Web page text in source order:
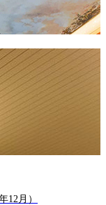
12月）